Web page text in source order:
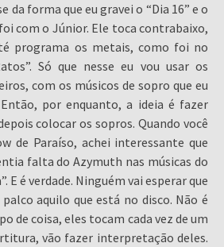
da forma que eu gravei o “Dia 16” e o
com o Júnior. Ele toca contrabaixo,
programa os metais, como foi no
Só que nesse eu vou usar os
com os músicos de sopro que eu
por enquanto, a ideia é fazer
colocar os sopros. Quando você
de Paraíso, achei interessante que
falta do Azymuth nas músicas do
E é verdade. Ninguém vai esperar que
aquilo que está no disco. Não é
de coisa, eles tocam cada vez de um
vão fazer interpretação deles.